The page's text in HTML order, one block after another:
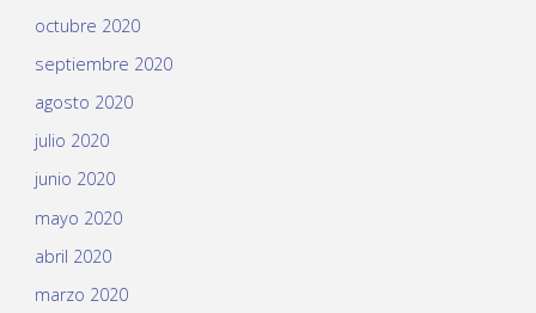
octubre 2020
septiembre 2020
agosto 2020
julio 2020
junio 2020
mayo 2020
abril 2020
marzo 2020